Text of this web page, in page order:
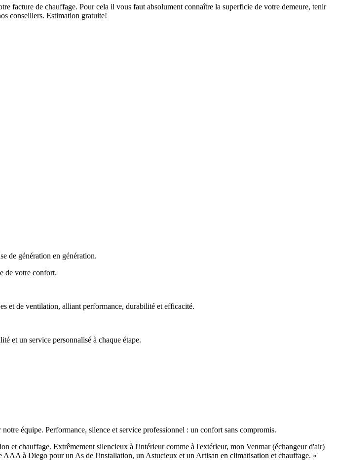
facture de chauffage. Pour cela il vous faut absolument connaître la superficie de votre demeure, tenir
conseillers. Estimation gratuite!
de génération en génération.
de votre confort.
et de ventilation, alliant performance, durabilité et efficacité.
et un service personnalisé à chaque étape.
équipe. Performance, silence et service professionnel : un confort sans compromis.
et chauffage. Extrêmement silencieux à l'intérieur comme à l'extérieur, mon Venmar (échangeur d'air)
à Diego pour un As de l'installation, un Astucieux et un Artisan en climatisation et chauffage. »